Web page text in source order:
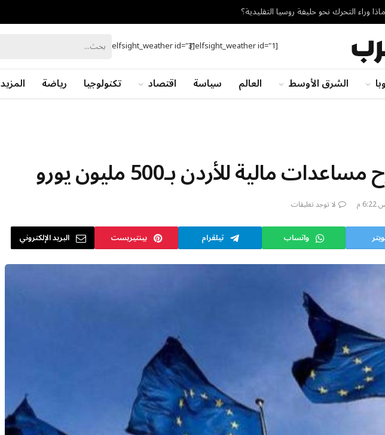
وراء التحرك نحو حليفة روسيا التقليدية؟
[elfsight_weather id="1"]
[elfsight_weather id="3"]
الشرق الأوسط العالم سياسة اقتصاد تكنولوجيا رياضة المزيد
مالية للأردن بـ500 مليون يورو
لا توجد تعليقات
واتساب تيلقرام بينتيريست البريد الإلكتروني